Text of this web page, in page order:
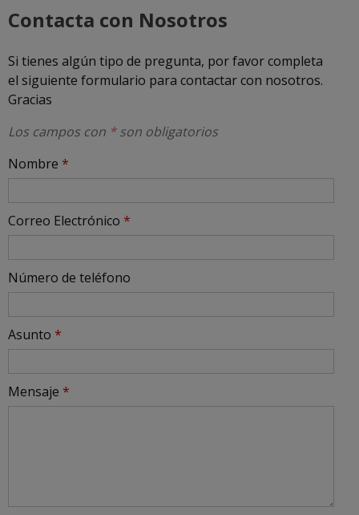
Contacta con Nosotros
Si tienes algún tipo de pregunta, por favor completa
el siguiente formulario para contactar con nosotros.
Gracias
Los campos con *son obligatorios
Nombre *
Correo Electrónico *
Número de teléfono
Asunto *
Mensaje *